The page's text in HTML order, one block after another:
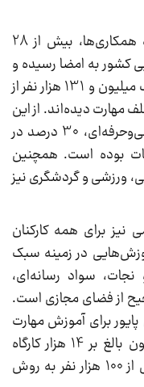
زاده‌کمند بیان کرد: در راستای توسعه همکاری‌ها، بیش از 28
کشور به امضا رسیده و
در حوزه آموزش تخصصی نیز بیش از یک میلیون و 131 هزار نفر از
از 520 رشته مختلف مهارت دیده‌اند. از این
میزان، 54 درصد آموزش‌ها در حوزه فنی‌وحرفه‌ای، 30 درصد در
اطلاعات بوده است. همچنین
ورزشی و گردشگری نیز
برای همه کارکنان
در زمینه سبک
نجات، سواد رسانه‌ای،
از فضای مجازی است.
از 3900 نفر مربی پایور برای آموزش مهارت
به کارکنان وظیفه تربیت شده‌اند. تاکنون بالغ بر 14 هزار کارگاه
محیط کار واقعی نیز فعال شده و بیش از 100 هزار نفر به روش